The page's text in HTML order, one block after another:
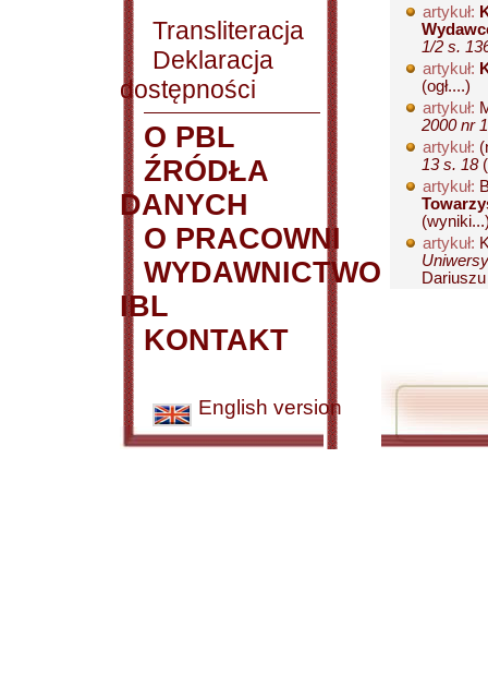
Transliteracja
Deklaracja
dostępności
O PBL
ŹRÓDŁA
DANYCH
O PRACOWNI
WYDAWNICTWO
IBL
KONTAKT
English version
artykuł:
1/2 s.
artykuł:
(ogł....)
artykuł:
2000 nr
artykuł:
13 s. 18
artykuł:
artykuł: